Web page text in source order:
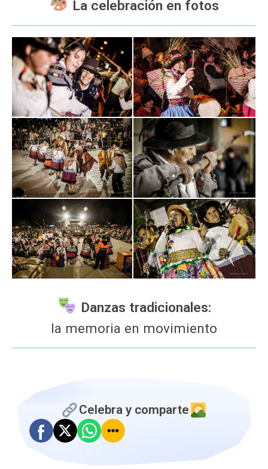
La celebración en fotos
Danzas tradicionales:
la memoria en movimiento
Celebra y comparte